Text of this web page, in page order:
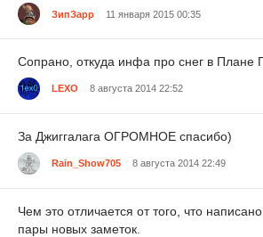
ЗипЗарр 11 января 2015 00:35
Сопрано, откуда инфа про снег в Плане
LEXO 8 августа 2014 22:52
За Джиггалага ОГРОМНОЕ спасибо)
Rain_Show705 8 августа 2014 22:49
Чем это отличается от того, что
пары новых заметок.